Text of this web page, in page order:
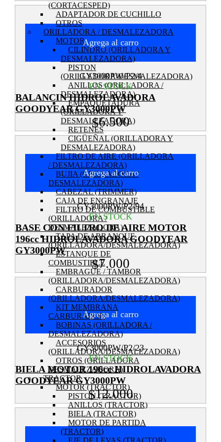
(CORTACESPED)
ADAPTADOR DE CUCHILLO
OTROS
ORILLADORA / DESMALEZADORA
MOTOR
CILINDRO (ORILLADORA Y
DESMALEZADORA)
PISTON
(ORILLADORA/DESMALEZADORA)
ANILLOS (ORILLADORA /
DESMALEZADORA)
EMPAQUETADURA
(ORILLADORA Y
DESMALEZADORA)
RETENES
CIGÜEÑAL (ORILLADORA Y
DESMALEZADORA)
FILTRO DE AIRE (ORILLADORA
/ DESMALEZADORA)
BUJIA (ORILLADORA /
DESMALEZADORA)
CABEZAL (TRIMMER)
CAJA DE ENGRANAJE
FILTRO DE COMBUSTIBLE
(ORILLADORA /
DESMALEZADORA)
TAPA DE ARRANQUE
(ORILLADORA/DESMALEZADORA)
ESTANQUE DE
COMBUSTIBLE
EMBRAGUE / TAMBOR
(ORILLADORA/DESMALEZADORA)
CARBURADOR
(ORILLADORA/DESMALEZADORA)
KIT MEMBRANA
CARBURADOR
BOBINAS (ORILLADORA /
DESMALEZADORA)
ACCESORIOS
(ORILLADORA/DESMALEZADORA)
OTROS (ORILLADORA
DESMALEZADORA)
TRACTOR
MOTOR (TRACTOR)
PISTON (TRACTOR)
ANILLOS (TRACTOR)
BIELA (TRACTOR)
MOTOR DE PARTIDA
(TRACTOR)
EJE DE LEVAS (TRACTOR)
Agrega al carro
GY3000PW/P2/4
EN STOCK
BALANCIN HIDROLAVADORA
GOODYEAR GY3000PW
$6.500
Agrega al carro
GY3000PW/P2/94
EN STOCK
BASE CON FILTRO DE AIRE MOTOR
196cc HIDROLAVADORA GOODYEAR
GY3000PW
$7.000
Agrega al carro
GY3000PW/P2/23
EN STOCK
BIELA MOTOR 196cc HIDROLAVADORA
GOODYEAR GY3000PW
$12.000